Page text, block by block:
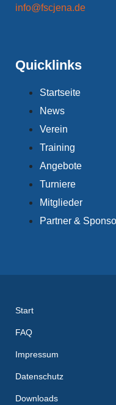
info@fscjena.de
Quicklinks
Startseite
News
Verein
Training
Angebote
Turniere
Mitglieder
Partner &
Start
FAQ
Impressum
Datenschutz
Downloads